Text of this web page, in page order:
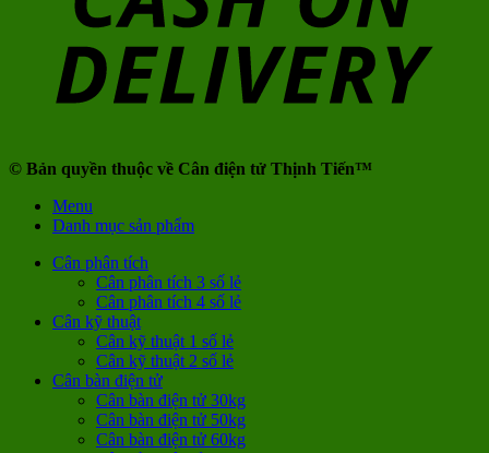
© Bản quyền thuộc về Cân điện tử Thịnh Tiến™
Menu
Danh mục sản phẩm
Cân phân tích
Cân phân tích 3 số lẻ
Cân phân tích 4 số lẻ
Cân kỹ thuật
Cân kỹ thuật 1 số lẻ
Cân kỹ thuật 2 số lẻ
Cân bàn điện tử
Cân bàn điện tử 30kg
Cân bàn điện tử 50kg
Cân bàn điện tử 60kg